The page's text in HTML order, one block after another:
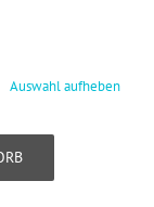
Auswahl aufheben